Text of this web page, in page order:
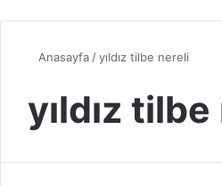
Anasayfa /yıldız tilbe nereli
yıldız